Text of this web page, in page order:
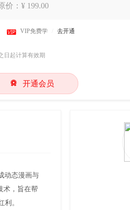
价：¥ 199.00
 VIP免费学 去开通
日起计算有效期
 开通会员
动态漫画与
术，旨在帮
。